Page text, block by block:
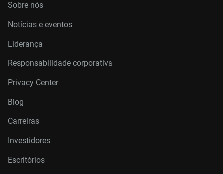
Sobre nós
Notícias e eventos
Liderança
Responsabilidade corporativa
Privacy Center
Blog
Carreiras
Investidores
Escritórios